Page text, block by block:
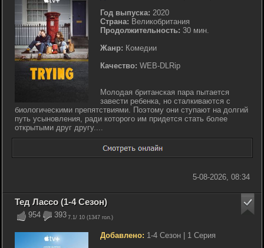
Год выпуска: 2020
Страна: Великобритания
Продолжительность: 30 мин.
Жанр: Комедии
Качество: WEB-DLRip
Молодая британская пара пытается
завести ребенка, но сталкиваются с
биологическими препятствиями. Поэтому они ступают на долгий
путь усыновления, ради которого им придется стать более
открытыми друг другу....
5-08-2026, 08:34
954 393 7.1/ 10 (1347 гол.)
Тед Лассо (1-4 Сезон)
Добавлено: 1-4 Сезон | 1 Серия